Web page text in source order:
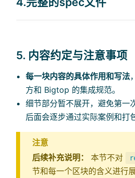
5. 内容约定与注意事项
每一块内容的具体作用和写法
方和 Bigtop 的集成规范。
细节部分暂不展开，避免第一
后面会逐步通过实际案例和打
注意
后续补充说明：
本节不对
节和每一个区块的含义进行